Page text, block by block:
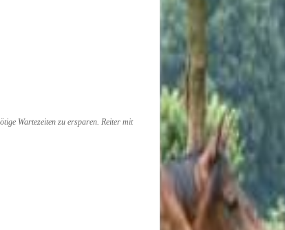
Wartezeiten zu ersparen. Reiter mit